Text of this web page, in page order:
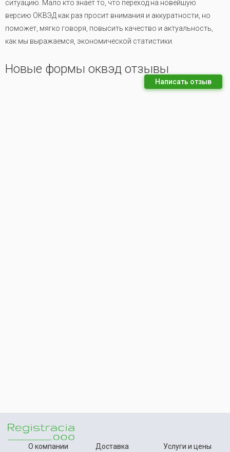
ситуацию. Мало кто знает то, что переход на новейшую
версию ОКВЭД как раз просит внимания и аккуратности, но
поможет, мягко говоря, повысить качество и актуальность,
как мы выражаемся, экономической статистики.
Новые формы оквэд отзывы
Написать отзыв
О компании Доставка Услуги и цены